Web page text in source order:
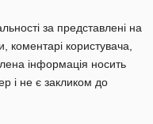
за представлені на
коментарі користувача,
інформація носить
і не є закликом до